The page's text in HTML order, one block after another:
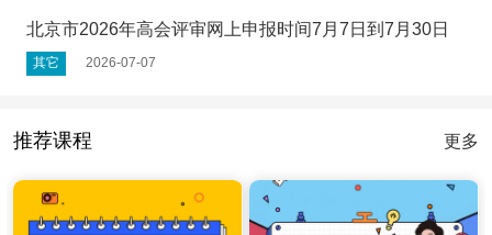
北京市2026年高会评审网上申报时间7月7日到7月30日
其它 2026-07-07
推荐课程 更多